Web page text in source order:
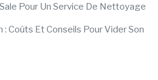
Pour Un Service De Nettoyage
Coûts Et Conseils Pour Vider Son